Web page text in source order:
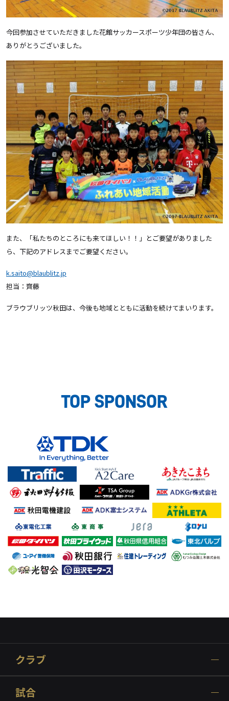
今回参加させていただきました花館サッカースポーツ少年団の皆さん、
ありがとうございました。
また、「私たちのところにも来てほしい！！」とご要望がありました
ら、下記のアドレスまでご要望ください。
k.saito@blaublitz.jp
担当：齊藤
ブラウブリッツ秋田は、今後も地域とともに活動を続けてまいります。
TOP SPONSOR
クラブ
試合